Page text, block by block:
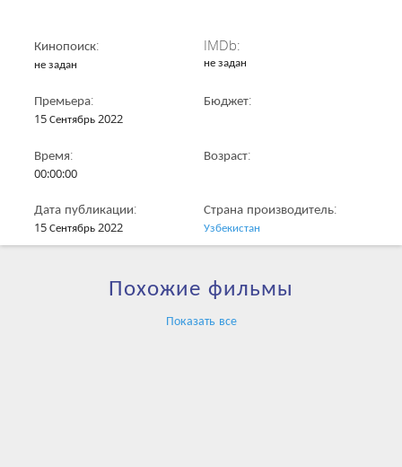
Кинопоиск:
не задан
IMDb:
не задан
Премьера:
15 Сентябрь 2022
Бюджет:
Время:
00:00:00
Возраст:
Дата публикации:
15 Сентябрь 2022
Страна производитель:
Узбекистан
Похожие фильмы
Показать все